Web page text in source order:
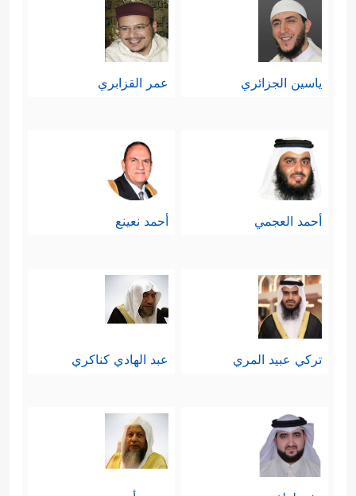
ياسين الجزائري عمر القزابري
أحمد العجمي أحمد نعينع
تركي عبيد المري عبد الهادي كناكري